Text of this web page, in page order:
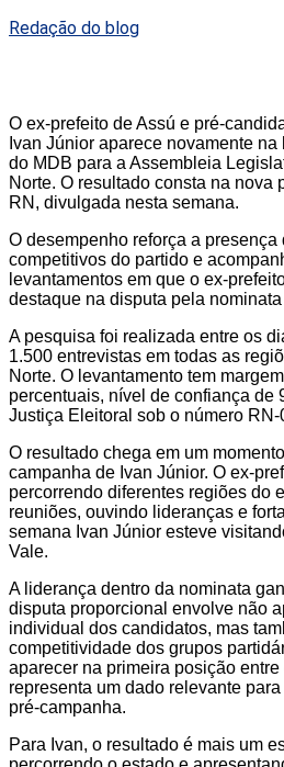
Redação do blog
O ex-prefeito de Assú e pré-
Ivan Júnior aparece novamente
do MDB para a Assembleia
Norte. O resultado consta na nova
RN, divulgada nesta semana.
O desempenho reforça a presença
competitivos do partido e
levantamentos em que o ex-
destaque na disputa pela
A pesquisa foi realizada entre os
1.500 entrevistas em todas as
Norte. O levantamento tem
percentuais, nível de confiança de
Justiça Eleitoral sob o número RN-
O resultado chega em um
campanha de Ivan Júnior. O ex-
percorrendo diferentes regiões do
reuniões, ouvindo lideranças e
semana Ivan Júnior esteve
Vale.
A liderança dentro da nominata
disputa proporcional envolve não
individual dos candidatos, mas
competitividade dos grupos
aparecer na primeira posição
representa um dado relevante
pré-campanha.
Para Ivan, o resultado é mais um